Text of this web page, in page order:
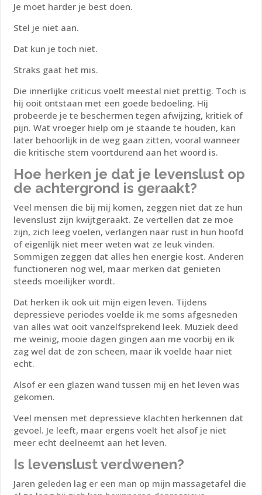
Je moet harder je best doen.
Stel je niet aan.
Dat kun je toch niet.
Straks gaat het mis.
Die innerlijke criticus voelt meestal niet prettig. Toch is
hij ooit ontstaan met een goede bedoeling. Hij
probeerde je te beschermen tegen afwijzing, kritiek of
pijn. Wat vroeger hielp om je staande te houden, kan
later behoorlijk in de weg gaan zitten, vooral wanneer
die kritische stem voortdurend aan het woord is.
Hoe herken je dat je levenslust op
de achtergrond is geraakt?
Veel mensen die bij mij komen, zeggen niet dat ze hun
levenslust zijn kwijtgeraakt. Ze vertellen dat ze moe
zijn, zich leeg voelen, verlangen naar rust in hun hoofd
of eigenlijk niet meer weten wat ze leuk vinden.
Sommigen zeggen dat alles hen energie kost. Anderen
functioneren nog wel, maar merken dat genieten
steeds moeilijker wordt.
Dat herken ik ook uit mijn eigen leven. Tijdens
depressieve periodes voelde ik me soms afgesneden
van alles wat ooit vanzelfsprekend leek. Muziek deed
me weinig, mooie dagen gingen aan me voorbij en ik
zag wel dat de zon scheen, maar ik voelde haar niet
echt.
Alsof er een glazen wand tussen mij en het leven was
gekomen.
Veel mensen met depressieve klachten herkennen dat
gevoel. Je leeft, maar ergens voelt het alsof je niet
meer echt deelneemt aan het leven.
Is levenslust verdwenen?
Jaren geleden lag er een man op mijn massagetafel die